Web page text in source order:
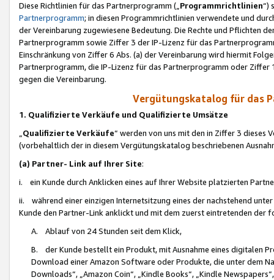
Diese Richtlinien für das Partnerprogramm („Programmrichtlinien“)
Partnerprogramm; in diesen Programmrichtlinien verwendete und
der Vereinbarung zugewiesene Bedeutung. Die Rechte und Pflichten
Partnerprogramm sowie Ziffer 3 der IP-Lizenz für das
Einschränkung von Ziffer 6 Abs. (a) der Vereinbarung wird hiermit
Partnerprogramm, die IP-Lizenz für das Partnerprogramm oder
gegen die Vereinbarung.
Vergütungskatalog für das
1. Qualifizierte Verkäufe und Qualifizierte Umsätze
Qualifizierte Verkäufe“ werden von uns mit den in Ziffer 3
(vorbehaltlich der in diesem Vergütungskatalog beschriebenen
(a) Partner- Link auf Ihrer Site:
i. ein Kunde durch Anklicken eines auf Ihrer Website platzierten
ii. während einer einzigen Internetsitzung eines der nachstehend
Kunde den Partner-Link anklickt und mit dem zuerst eintretenden der
A. Ablauf von 24 Stunden seit dem Klick,
B. der Kunde bestellt ein Produkt, mit Ausnahme eines digitalen
Download einer Amazon Software oder Produkte, die unter dem
Downloads“, „Amazon Coin“, „Kindle Books“, „Kindle